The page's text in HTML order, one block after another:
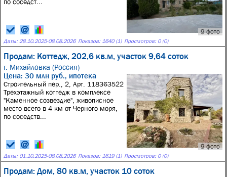
9 фото
Даты: 28.10.2025-08.08.2026 Показов: 1640 (1) Просмотров: 0 (0)
Продам: Коттедж, 202,6 кв.м, участок 9,64 соток
г. Михайловка (Россия)
9 фото
Цена: 30 млн руб., ипотека
Строительный пер., 2, Арт. 118363522
Трехэтажный коттедж в комплексе
"Каменное созвездие", живописное
место всего в 4 км от Черного моря,
по соседств...
Даты: 01.10.2025-08.08.2026 Показов: 1619 (1) Просмотров: 0 (0)
Продам: Дом, 80 кв.м, участок 10 соток